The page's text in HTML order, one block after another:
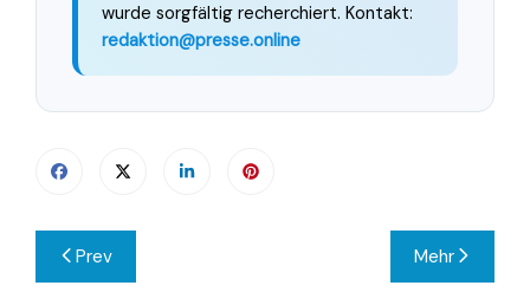
wurde sorgfältig recherchiert. Kontakt:
redaktion@presse.online
Beitragsnavigation
Prev Mehr